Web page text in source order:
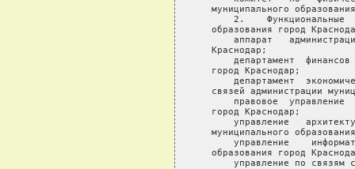
муниципального
2.    Функциональные
образования город
аппарат
   Краснодар;
департамент
   город Краснодар;
департамент
связей администрации
правовое  управление
   город Краснодар;
управление
муниципального
управление
образования город
управление по связям